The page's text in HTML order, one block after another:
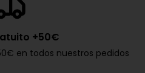
+50€
en todos nuestros pedidos